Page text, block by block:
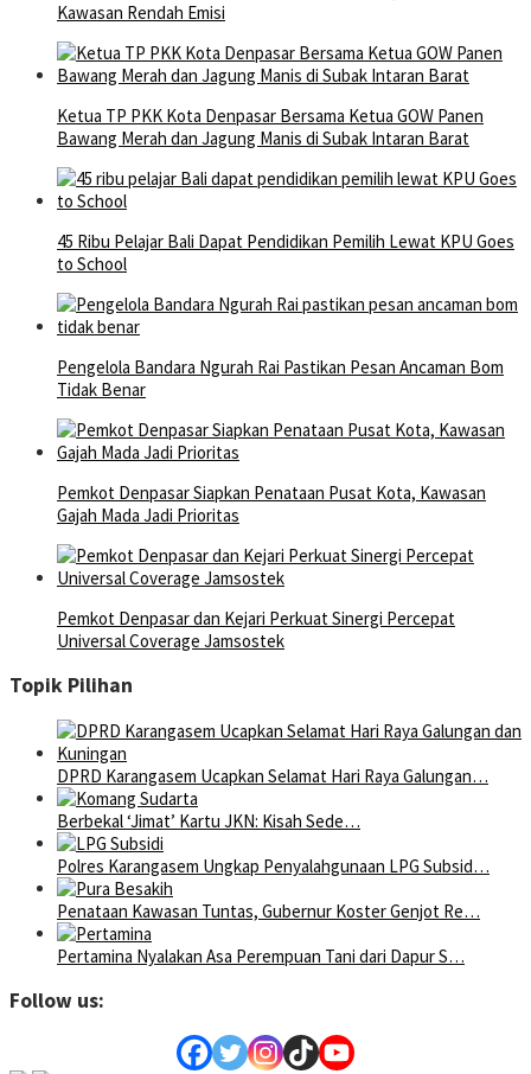
Kawasan Rendah Emisi
Ketua TP PKK Kota Denpasar Bersama Ketua GOW Panen
Bawang Merah dan Jagung Manis di Subak Intaran Barat
45 Ribu Pelajar Bali Dapat Pendidikan Pemilih Lewat KPU Goes
to School
Pengelola Bandara Ngurah Rai Pastikan Pesan Ancaman Bom
Tidak Benar
Pemkot Denpasar Siapkan Penataan Pusat Kota, Kawasan
Gajah Mada Jadi Prioritas
Pemkot Denpasar dan Kejari Perkuat Sinergi Percepat
Universal Coverage Jamsostek
Topik Pilihan
DPRD Karangasem Ucapkan Selamat Hari Raya Galungan…
Berbekal ‘Jimat’ Kartu JKN: Kisah Sede…
Polres Karangasem Ungkap Penyalahgunaan LPG Subsid…
Penataan Kawasan Tuntas, Gubernur Koster Genjot Re…
Pertamina Nyalakan Asa Perempuan Tani dari Dapur S…
Follow us: